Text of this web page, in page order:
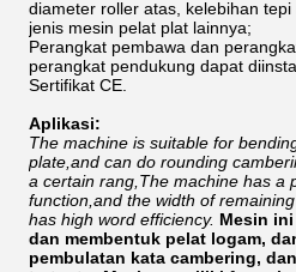
diameter roller atas, kelebihan
jenis mesin pelat plat lainnya;
Perangkat pembawa dan
perangkat pendukung dapat
Sertifikat CE.
Aplikasi:
The machine is suitable for
plate,and can do rounding
a certain rang,The machine has a
function,and the width of
has high word efficiency. Mesin
dan membentuk pelat logam,
pembulatan kata cambering,